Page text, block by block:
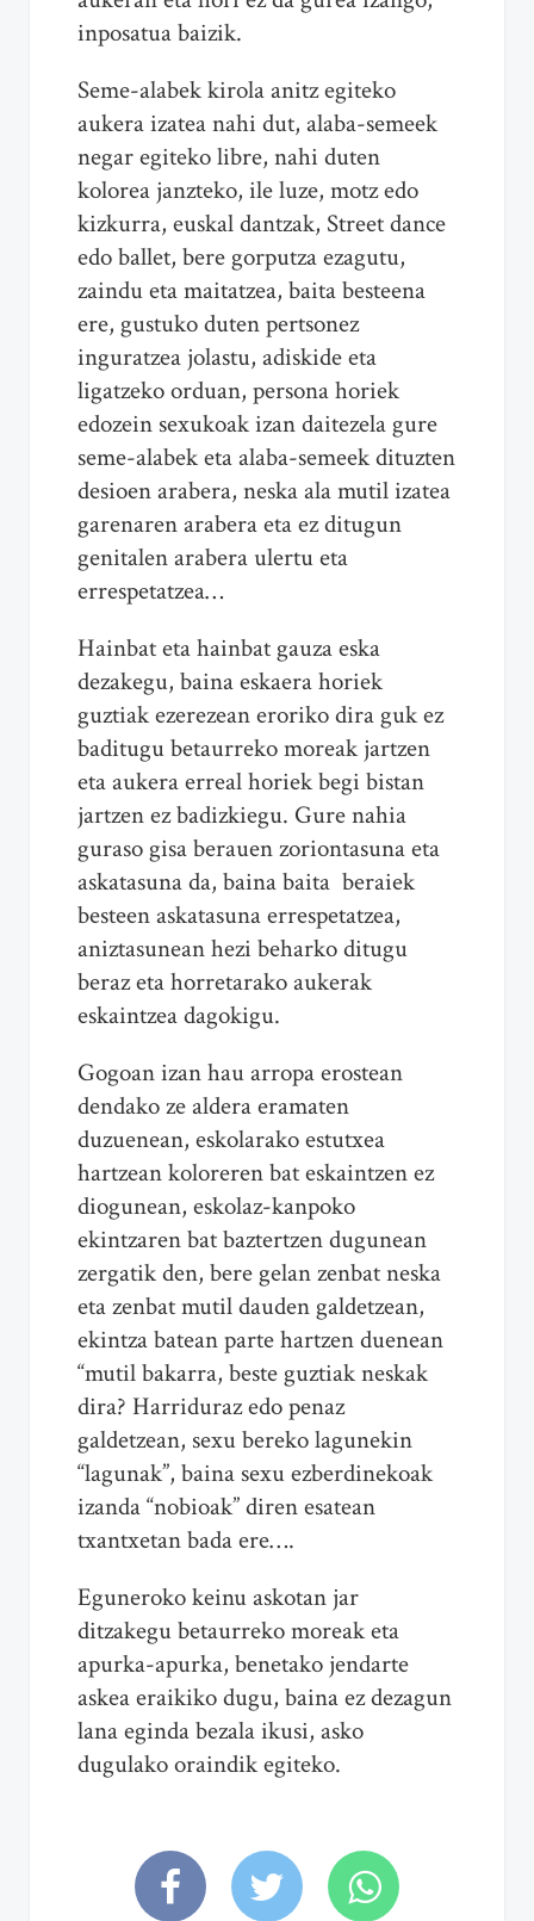
inposatua baizik.
Seme-alabek kirola anitz egiteko
aukera izatea nahi dut, alaba-semeek
negar egiteko libre, nahi duten
kolorea janzteko, ile luze, motz edo
kizkurra, euskal dantzak, Street dance
edo ballet, bere gorputza ezagutu,
zaindu eta maitatzea, baita besteena
ere, gustuko duten pertsonez
inguratzea jolastu, adiskide eta
ligatzeko orduan, persona horiek
edozein sexukoak izan daitezela gure
seme-alabek eta alaba-semeek dituzten
desioen arabera, neska ala mutil izatea
garenaren arabera eta ez ditugun
genitalen arabera ulertu eta
errespetatzea…
Hainbat eta hainbat gauza eska
dezakegu, baina eskaera horiek
guztiak ezerezean eroriko dira guk ez
baditugu betaurreko moreak jartzen
eta aukera erreal horiek begi bistan
jartzen ez badizkiegu. Gure nahia
guraso gisa berauen zoriontasuna eta
askatasuna da, baina baita beraiek
besteen askatasuna errespetatzea,
aniztasunean hezi beharko ditugu
beraz eta horretarako aukerak
eskaintzea dagokigu.
Gogoan izan hau arropa erostean
dendako ze aldera eramaten
duzuenean, eskolarako estutxea
hartzean koloreren bat eskaintzen ez
diogunean, eskolaz-kanpoko
ekintzaren bat baztertzen dugunean
zergatik den, bere gelan zenbat neska
eta zenbat mutil dauden galdetzean,
ekintza batean parte hartzen duenean
“mutil bakarra, beste guztiak neskak
dira? Harriduraz edo penaz
galdetzean, sexu bereko lagunekin
“lagunak”, baina sexu ezberdinekoak
izanda “nobioak” diren esatean
txantxetan bada ere….
Eguneroko keinu askotan jar
ditzakegu betaurreko moreak eta
apurka-apurka, benetako jendarte
askea eraikiko dugu, baina ez dezagun
lana eginda bezala ikusi, asko
dugulako oraindik egiteko.